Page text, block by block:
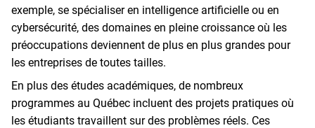
exemple, se spécialiser en intelligence artificielle ou en
cybersécurité, des domaines en pleine croissance où les
préoccupations deviennent de plus en plus grandes pour
les entreprises de toutes tailles.
En plus des études académiques, de nombreux
programmes au Québec incluent des projets pratiques où
les étudiants travaillent sur des problèmes réels. Ces